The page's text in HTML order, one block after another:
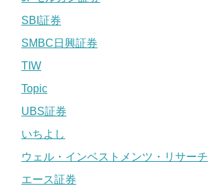
SBI証券
SMBC日興証券
TIW
Topic
UBS証券
いちよし
ウェル・インベストメンツ・リサーチ
エース証券